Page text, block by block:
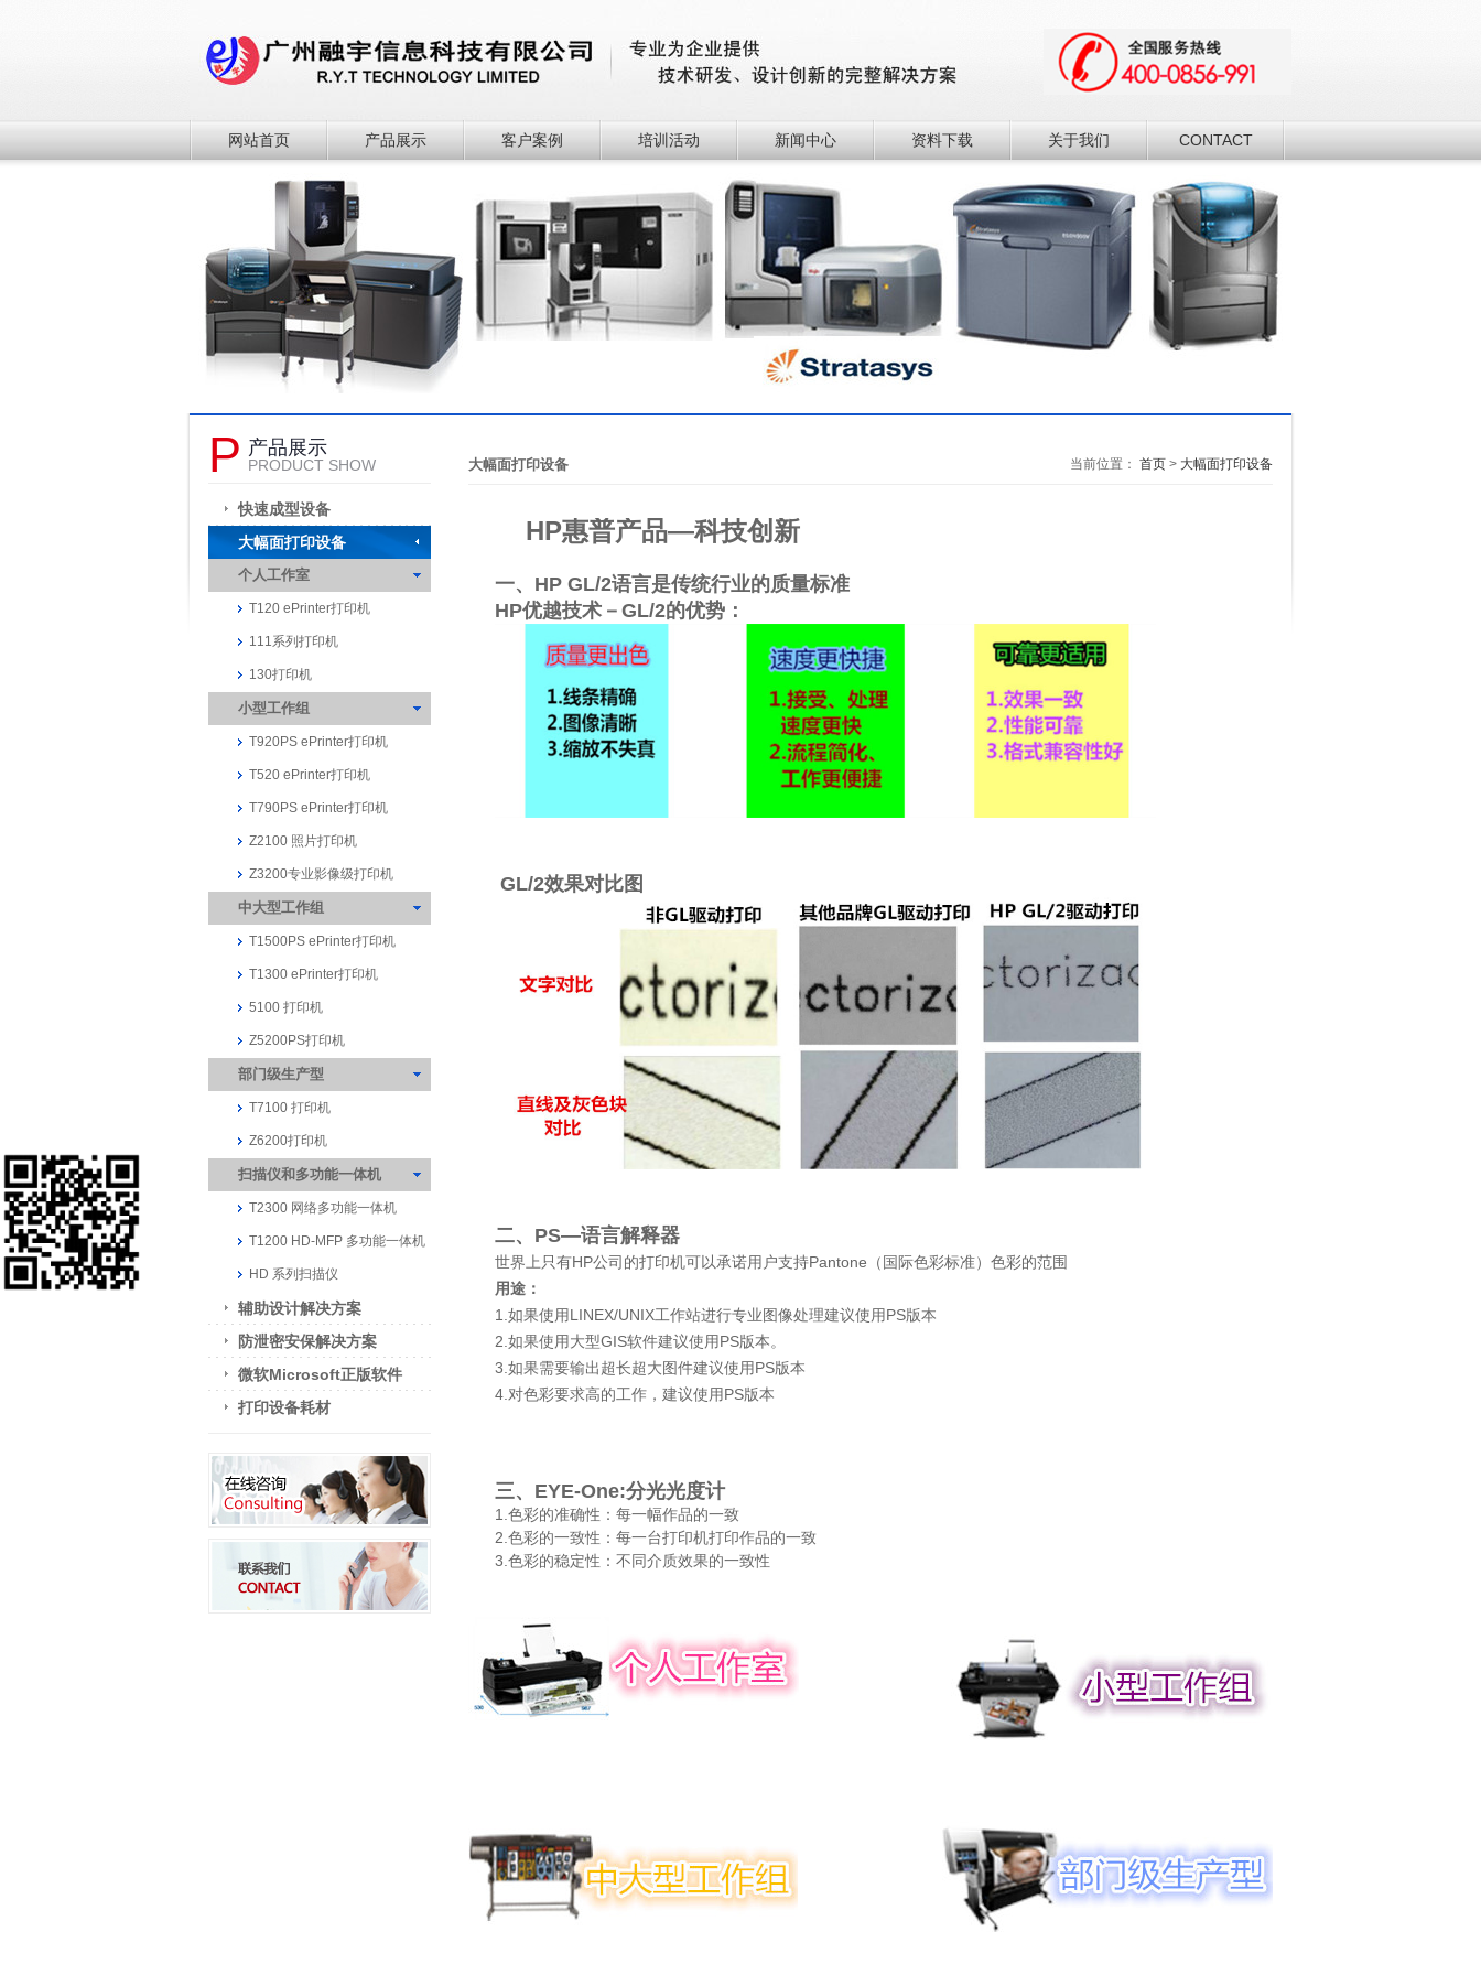
网站首页 产品展示 客户案例 培训活动 新闻中心 资料下载 关于我们 CONTACT
产品展示
P PRODUCT SHOW
快速成型设备
大幅面打印设备
个人工作室
T120 ePrinter打印机
111系列打印机
130打印机
小型工作组
T920PS ePrinter打印机
T520 ePrinter打印机
T790PS ePrinter打印机
Z2100 照片打印机
Z3200专业影像级打印机
中大型工作组
T1500PS ePrinter打印机
T1300 ePrinter打印机
5100 打印机
Z5200PS打印机
部门级生产型
T7100 打印机
Z6200打印机
扫描仪和多功能一体机
T2300 网络多功能一体机
T1200 HD-MFP 多功能一体机
HD 系列扫描仪
辅助设计解决方案
防泄密安保解决方案
微软Microsoft正版软件
打印设备耗材
大幅面打印设备 当前位置： 首页 > 大幅面打印设备
HP惠普产品—科技创新
一、HP GL/2语言是传统行业的质量标准
HP优越技术－GL/2的优势：
GL/2效果对比图
二、PS—语言解释器
世界上只有HP公司的打印机可以承诺用户支持Pantone（国际色彩标准）色彩的范围
用途：
1.如果使用LINEX/UNIX工作站进行专业图像处理建议使用PS版本
2.如果使用大型GIS软件建议使用PS版本。
3.如果需要输出超长超大图件建议使用PS版本
4.对色彩要求高的工作，建议使用PS版本
三、EYE-One:分光光度计
1.色彩的准确性：每一幅作品的一致
2.色彩的一致性：每一台打印机打印作品的一致
3.色彩的稳定性： 不同介质效果的一致性